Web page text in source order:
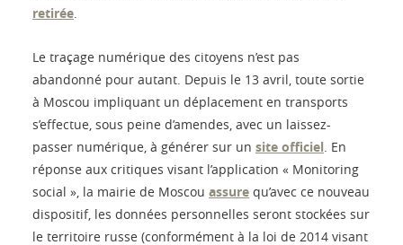
retirée.
Le traçage numérique des citoyens n’est pas
abandonné pour autant. Depuis le 13 avril, toute sortie
à Moscou impliquant un déplacement en transports
s’effectue, sous peine d’amendes, avec un laissez-
passer numérique, à générer sur un site officiel. En
réponse aux critiques visant l’application « Monitoring
social », la mairie de Moscou assure qu’avec ce nouveau
dispositif, les données personnelles seront stockées sur
le territoire russe (conformément à la loi de 2014 visant